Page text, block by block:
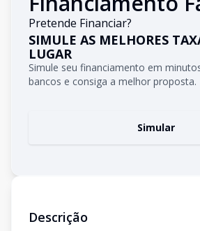
Pretende Financiar?
SIMULE AS MELHORES
LUGAR
Simule seu financiamento em
bancos e consiga a melhor proposta.
Simular
Descrição